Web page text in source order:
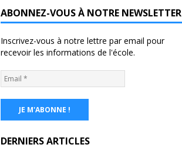
ABONNEZ-VOUS À NOTRE NEWSLETTER
Inscrivez-vous à notre lettre par email pour
recevoir les informations de l'école.
DERNIERS ARTICLES